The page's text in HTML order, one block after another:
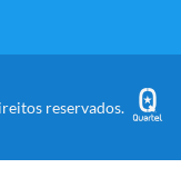
reservados.